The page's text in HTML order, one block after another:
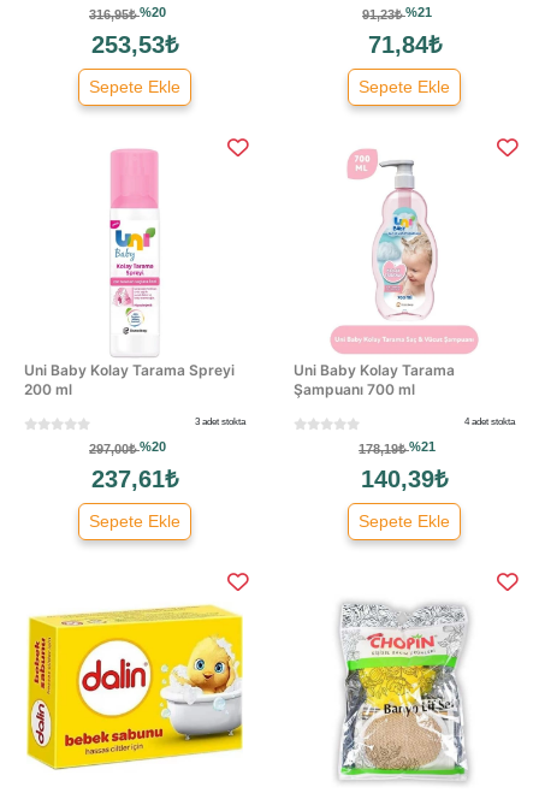
316,95₺%20
253,53₺
Sepete Ekle
91,23₺%21
71,84₺
Sepete Ekle
Uni Baby Kolay Tarama Spreyi
200 ml
3 adet stokta
297,00₺%20
237,61₺
Sepete Ekle
Uni Baby Kolay Tarama
Şampuanı 700 ml
4 adet stokta
178,19₺%21
140,39₺
Sepete Ekle